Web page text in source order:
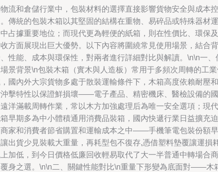
流和倉儲行業中，包裝材料的選擇直接影響貨物安全與成本控
傳統的包裝木箱以其堅固的結構在重物、易碎品或特殊器材運
占據重要地位；而現代更為輕便的紙箱，則在性價比、環保及
方面展現出巨大優勢。以下內容將圍繞常見使用場景，結合背
性能、成本與環保性，對兩者進行詳細對比與解讀。\n\n一、
景背景\n包裝木箱（實木與人造板）常用于多頻次周轉的工
國內外大宗貨物多處于散裝運輸條件下，木箱高度依賴耐壓和
擊特性以保證鮮損壞——電子產品、精密機床、醫檢設備的國
洋滿載周轉作業，常以木方加強處理后為唯一安全選項；現代
早期多為中小體積通用消費品裝箱，國內快遞行業日益擴充迫
家和消費者節省購置和運輸成本之中——手機筆電包裝份額早
出貨少見裝載大重量，再耗型包不復存,憑借塑料墊覆讓運損
加低，到今日價格低廉回收輕易取代了大一半普通中轉場合商
身之選。\n\n二、關鍵性能對比\n重量下形變為底面對——木